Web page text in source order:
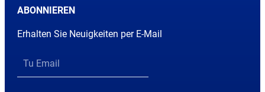
ABONNIEREN
Erhalten Sie Neuigkeiten per E-Mail